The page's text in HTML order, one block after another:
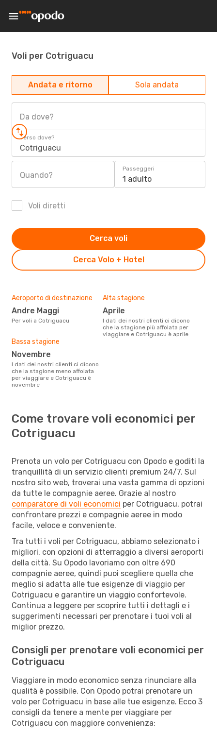
Voli per Cotriguacu
Andata e ritorno Sola andata
Da dove?
Verso dove?
Cotriguacu
Quando?
Passeggeri
1 adulto
Voli diretti
Cerca Volo + Hotel
Cerca voli
Aeroporto di destinazione
Andre Maggi
Per voli a Cotriguacu
Alta stagione
aprile
I dati dei nostri clienti ci dicono
che la stagione più affolata per
viaggiare e Cotriguacu è aprile
Bassa stagione
novembre
I dati dei nostri clienti ci dicono
che la stagione meno affolata
per viaggiare e Cotriguacu è
novembre
Come trovare voli economici per
Cotriguacu
Prenota un volo per Cotriguacu con Opodo e goditi la
tranquillità di un servizio clienti premium 24/7. Sul
nostro sito web, troverai una vasta gamma di opzioni
da tutte le compagnie aeree. Grazie al nostro
comparatore di voli economici per Cotriguacu, potrai
confrontare prezzi e compagnie aeree in modo
facile, veloce e conveniente.
Tra tutti i voli per Cotriguacu, abbiamo selezionato i
migliori, con opzioni di atterraggio a diversi aeroporti
della città. Su Opodo lavoriamo con oltre 690
compagnie aeree, quindi puoi scegliere quella che
meglio si adatta alle tue esigenze di viaggio per
Cotriguacu e garantire un viaggio confortevole.
Continua a leggere per scoprire tutti i dettagli e i
suggerimenti necessari per prenotare i tuoi voli al
miglior prezzo.
Consigli per prenotare voli economici per
Cotriguacu
Viaggiare in modo economico senza rinunciare alla
qualità è possibile. Con Opodo potrai prenotare un
volo per Cotriguacu in base alle tue esigenze. Ecco 3
consigli da tenere a mente per viaggiare per
Cotriguacu con maggiore convenienza: